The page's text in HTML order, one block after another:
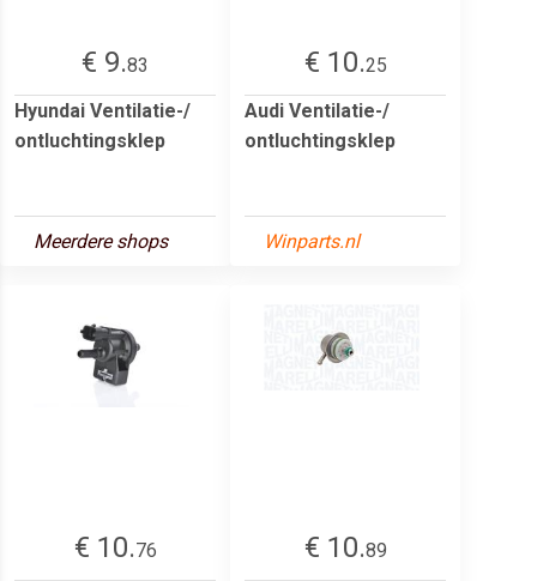
€ 9.83
Hyundai Ventilatie-/
ontluchtingsklep
Meerdere shops
€ 10.25
Audi Ventilatie-/
ontluchtingsklep
Winparts.nl
€ 10.76
€ 10.89